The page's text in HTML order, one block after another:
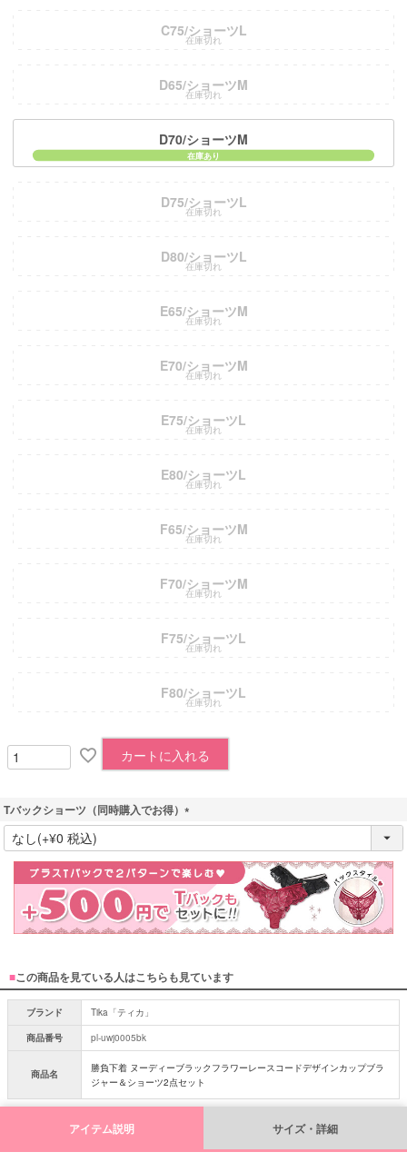
C75/ショーツL
在庫切れ
D65/ショーツM
在庫切れ
D70/ショーツM
D75/ショーツL
在庫切れ
D80/ショーツL
在庫切れ
E65/ショーツM
在庫切れ
E70/ショーツM
在庫切れ
E75/ショーツL
在庫切れ
E80/ショーツL
在庫切れ
F65/ショーツM
在庫切れ
F70/ショーツM
在庫切れ
F75/ショーツL
在庫切れ
F80/ショーツL
在庫切れ
カートに入れる
Tバックショーツ（同時購入でお得）
(
須
)
■この商品を見ている人はこちらも見ています
ブランド
Tika「ティカ」
商品番号
pl-uwj0005bk
商品名
勝負下着 ヌーディーブラックフラワーレースコードデザインカップブラ
ジャー＆ショーツ2点セット
アイテム説明 サイズ・詳細